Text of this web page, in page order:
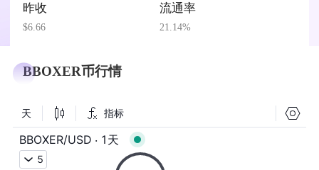
昨收
$6.66
流通率
21.14%
BBOXER币行情